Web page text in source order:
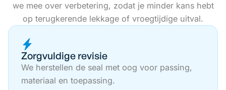
we mee over verbetering, zodat je minder kans hebt
op terugkerende lekkage of vroegtijdige uitval.
Zorgvuldige revisie
We herstellen de seal met oog voor passing,
materiaal en toepassing.